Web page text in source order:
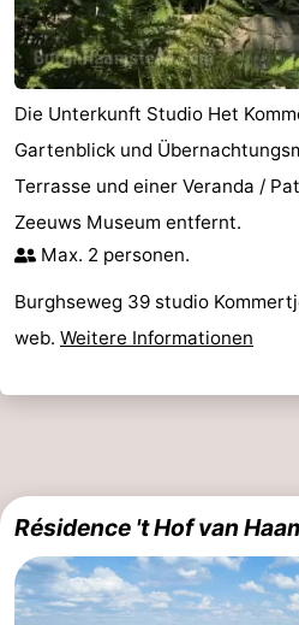
Die Unterkunft Studio Het
Gartenblick und
Terrasse und einer Veranda /
Zeeuws Museum entfernt.
Max. 2 personen.
Burghseweg 39 studio
web. Weitere Informationen
Résidence 't Hof van